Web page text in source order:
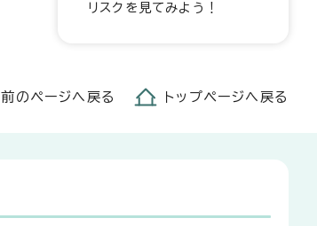
リスクを見てみよう！
前のページへ戻る トップページへ戻る